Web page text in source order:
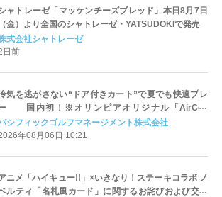
ャトレーゼ「マッケンチーズブレッド」本日8月7日
（金）より全国のシャトレーゼ・YATSUDOKIで発売
式会社シャトレーゼ
日前
気を逃がさない“ドア付きカート”で夏でも快適プレ
国内初！※オリンピアオリジナル「AirCon
Cart（エアコンカート）」導入 | ＰＧＭ
シフィックゴルフマネージメント株式会社
年08月06日 10:21
ニメ「ハイキュー!!」×いきなり！ステーキコラボ ノ
ルティ「名札風カード」に関するお詫びおよび交換